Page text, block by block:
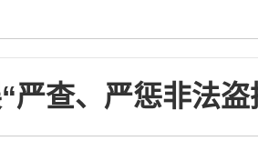
严查、严惩非法